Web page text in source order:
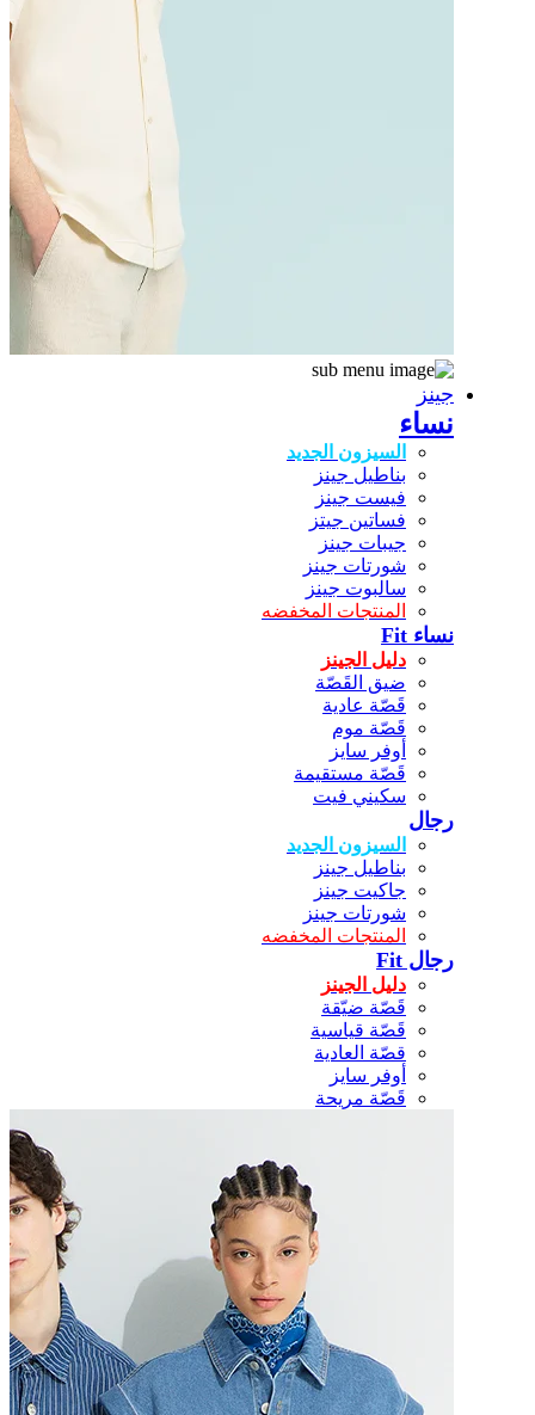
جينز
نساء
السيزون الجديد
بناطيل جينز
فيست جينز
فساتين جيتز
جيبات جينز
شورتات جينز
سالبوت جينز
المنتجات المخفضه
نساء Fit
دليل الجينز
ضيق القَصّة
قَصّة عادية
قَصّة موم
أوفر سايز
قَصّة مستقيمة
سكيني فيت
رجال
السيزون الجديد
بناطيل جينز
جاكيت جينز
شورتات جينز
المنتجات المخفضه
رجال Fit
دليل الجينز
قَصّة ضيّقة
قَصّة قياسية
قصّة العادية
أوفر سايز
قَصّة مريحة